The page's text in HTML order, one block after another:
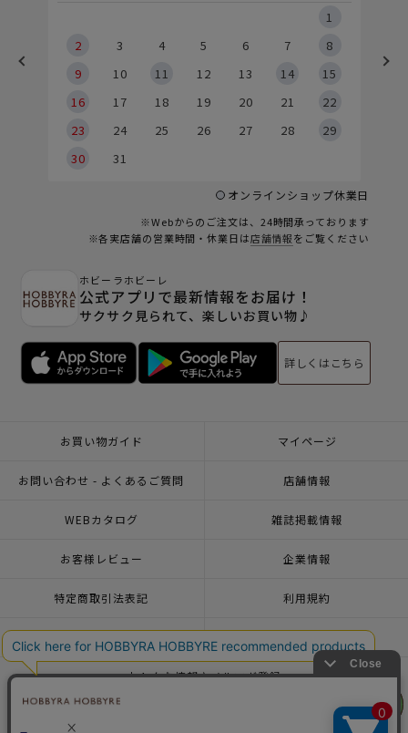
フェア
フェア
1
2
3 4 5 6 7
8
9
10 11 12 13 14
15
16
17 18 19 20 21
22
23
24 25 26 27 28
29
30
31
オンラインショップ休業日
※Webからのご注文は、24時間承っております
※各実店舗の営業時間・休業日は店舗情報をご覧ください
ホビーラホビーレ
公式アプリで最新情報をお届け！
サクサク見られて、楽しいお買い物♪
詳しくはこちら
お買い物ガイド マイページ
お問い合わせ - よくあるご質問 店舗情報
WEBカタログ 雑誌掲載情報
お客様レビュー 企業情報
特定商取引法表記 利用規約
一緒に働こう♪求人情報
おトクな情報♪メルマガ登録